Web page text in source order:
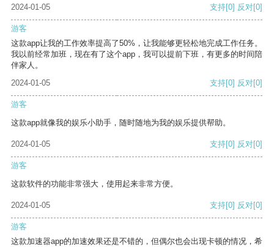
2024-01-05
支持[0] 反对[0]
游客
这款app让我的工作效率提高了50%，让我能够更轻松地完成工作任务。
我以前经常加班，现在有了这个app，我可以提前下班，有更多的时间陪
伴家人。
2024-01-05
支持[0] 反对[0]
游客
这款app就像我的娱乐小助手，随时随地为我的娱乐提供帮助。
2024-01-05 支持[0] 反对[0]
游客
这款软件的功能非常强大，使用起来非常方便。
2024-01-05 支持[0] 反对[0]
游客
这款加速器app的加速效果还是不错的，但偶尔也会出现卡顿的情况，希